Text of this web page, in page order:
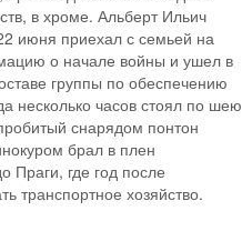
в хроме. Альберт Ильич
июня приехал с семьей на
о начале войны и ушел в
группы по обеспечению
несколько часов стоял по шею
снарядом понтон
брал в плен
где год после
транспортное хозяйство.